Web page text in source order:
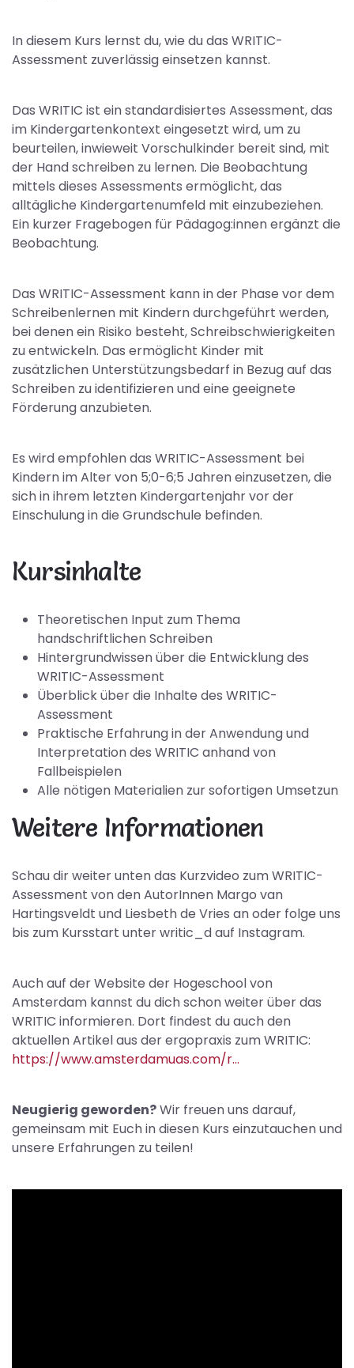
In diesem Kurs lernst du, wie du das WRITIC-
Assessment zuverlässig einsetzen kannst.
Das WRITIC ist ein standardisiertes Assessment, das
im Kindergartenkontext eingesetzt wird, um zu
beurteilen, inwieweit Vorschulkinder bereit sind, mit
der Hand schreiben zu lernen. Die Beobachtung
mittels dieses Assessments ermöglicht, das
alltägliche Kindergartenumfeld mit einzubeziehen.
Ein kurzer Fragebogen für Pädagog:innen ergänzt die
Beobachtung.
Das WRITIC-Assessment kann in der Phase vor dem
Schreibenlernen mit Kindern durchgeführt werden,
bei denen ein Risiko besteht, Schreibschwierigkeiten
zu entwickeln. Das ermöglicht Kinder mit
zusätzlichen Unterstützungsbedarf in Bezug auf das
Schreiben zu identifizieren und eine geeignete
Förderung anzubieten.
Es wird empfohlen das WRITIC-Assessment bei
Kindern im Alter von 5;0-6;5 Jahren einzusetzen, die
sich in ihrem letzten Kindergartenjahr vor der
Einschulung in die Grundschule befinden.
Kursinhalte
Theoretischen Input zum Thema
handschriftlichen Schreiben
Hintergrundwissen über die Entwicklung des
WRITIC-Assessment
Überblick über die Inhalte des WRITIC-
Assessment
Praktische Erfahrung in der Anwendung und
Interpretation des WRITIC anhand von
Fallbeispielen
Alle nötigen Materialien zur sofortigen Umsetzun
Weitere Informationen
Schau dir weiter unten das Kurzvideo zum WRITIC-
Assessment von den AutorInnen Margo van
Hartingsveldt und Liesbeth de Vries an oder folge uns
bis zum Kursstart unter writic_d auf Instagram.
Auch auf der Website der Hogeschool von
Amsterdam kannst du dich schon weiter über das
WRITIC informieren. Dort findest du auch den
aktuellen Artikel aus der ergopraxis zum WRITIC:
https://www.amsterdamuas.com/r...
Neugierig geworden?Wir freuen uns darauf,
gemeinsam mit Euch in diesen Kurs einzutauchen und
unsere Erfahrungen zu teilen!